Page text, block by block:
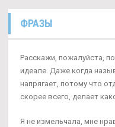
ФРАЗЫ
Расскажи, пожалуйста,
идеале. Даже когда
напрягает, потому что
скорее всего, делает
Я не измельчала, мне